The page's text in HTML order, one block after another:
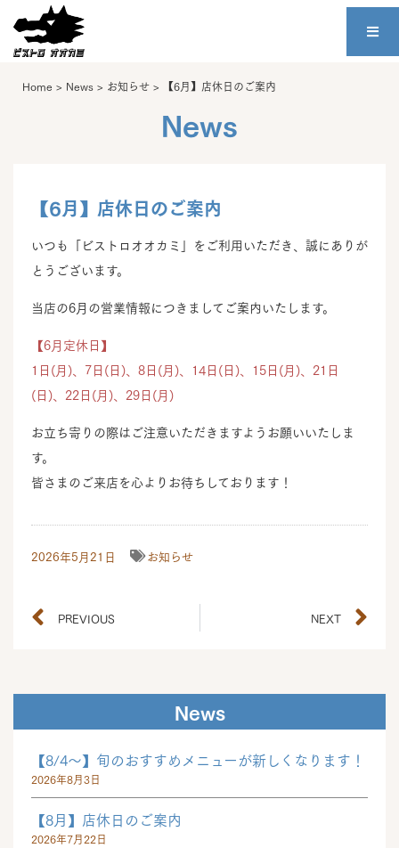
Home > News > お知らせ > 【6月】店休日のご案内
News
【6月】店休日のご案内
いつも「ビストロオオカミ」をご利用いただき、誠にありが
とうございます。
当店の6月の営業情報につきましてご案内いたします。
【6月定休日】
1日(月)、7日(日)、8日(月)、14日(日)、15日(月)、21日
(日)、22日(月)、29日(月)
お立ち寄りの際はご注意いただきますようお願いいたしま
す。
皆さまのご来店を心よりお待ちしております！
2026年5月21日 お知らせ
PREVIOUS NEXT
News
【8/4～】旬のおすすめメニューが新しくなります！
2026年8月3日
【8月】店休日のご案内
2026年7月22日